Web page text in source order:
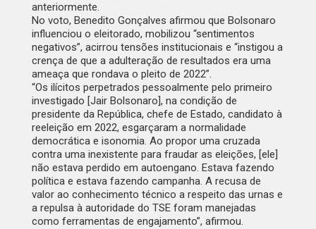
anteriormente.
No voto, Benedito Gonçalves afirmou que Bolsonaro
influenciou o eleitorado, mobilizou “sentimentos
negativos”, acirrou tensões institucionais e “instigou a
crença de que a adulteração de resultados era uma
ameaça que rondava o pleito de 2022”.
“Os ilícitos perpetrados pessoalmente pelo primeiro
investigado [Jair Bolsonaro], na condição de
presidente da República, chefe de Estado, candidato à
reeleição em 2022, esgarçaram a normalidade
democrática e isonomia. Ao propor uma cruzada
contra uma inexistente para fraudar as eleições, [ele]
não estava perdido em autoengano. Estava fazendo
política e estava fazendo campanha. A recusa de
valor ao conhecimento técnico a respeito das urnas e
a repulsa à autoridade do TSE foram manejadas
como ferramentas de engajamento”, afirmou.